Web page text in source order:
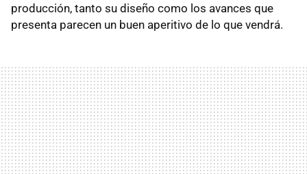
producción, tanto su diseño como los avances que
presenta parecen un buen aperitivo de lo que vendrá.